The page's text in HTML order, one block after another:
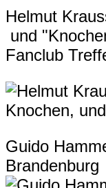
Helmut
und
Fanclub
Guido
Brandenburg